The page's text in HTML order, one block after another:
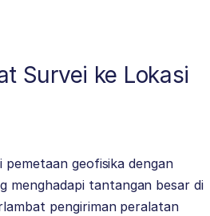
Survei ke Lokasi
geofisika dengan
menghadapi tantangan besar di
pengiriman peralatan